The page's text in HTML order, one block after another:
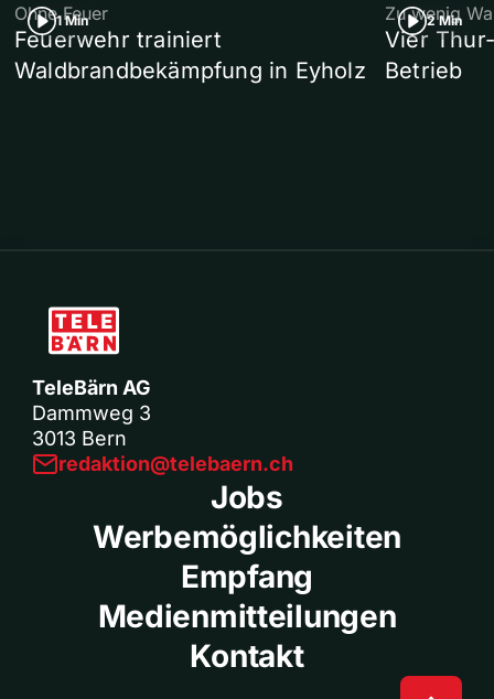
1 Min
Ohne Feuer
Feuerwehr trainiert
Waldbrandbekämpfung in Eyholz
2 Min
Zu wenig
Vier
Betrieb
TeleBärn AG
Dammweg 3
3013 Bern
redaktion@telebaern.ch
Jobs
Werbemöglichkeiten
Empfang
Medienmitteilungen
Kontakt